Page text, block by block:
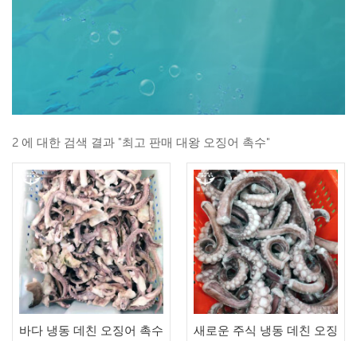
2 에 대한 검색 결과 "최고 판매 대왕 오징어 촉수"
바다 냉동 데친 오징어 촉수
새로운 주식 냉동 데친 오징